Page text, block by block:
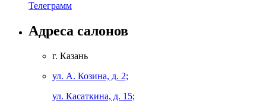
Телеграмм
Адреса салонов
г. Казань
ул. А. Козина, д. 2;
ул. Касаткина, д. 15;